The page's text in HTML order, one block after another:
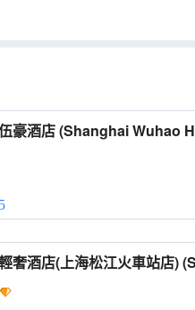
上海伍豪酒店 (Shanghai
酒店(上海松江火車站店) (Sushi Light
Hotel (Shanghai